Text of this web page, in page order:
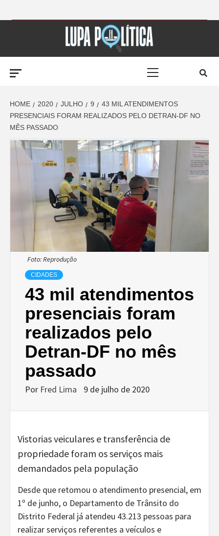
LUPA
POLÍTICA –
AMPLIANDO A
NOTÍCIA
HOME 2020 JULHO 9
43 MIL ATENDIMENTOS
PRESENCIAIS FORAM REALIZADOS PELO DETRAN-DF NO
MÊS PASSADO
Foto: Reprodução
CIDADES
43 mil atendimentos
presenciais foram
realizados pelo
Detran-DF no mês
passado
Por Fred Lima 9 de julho de 2020
Vistorias veiculares e transferência de
propriedade foram os serviços mais
demandados pela população
Desde que retomou o atendimento presencial, em
1º de junho, o Departamento de Trânsito do
Distrito Federal já atendeu 43.213 pessoas para
realizar serviços referentes a veículos e